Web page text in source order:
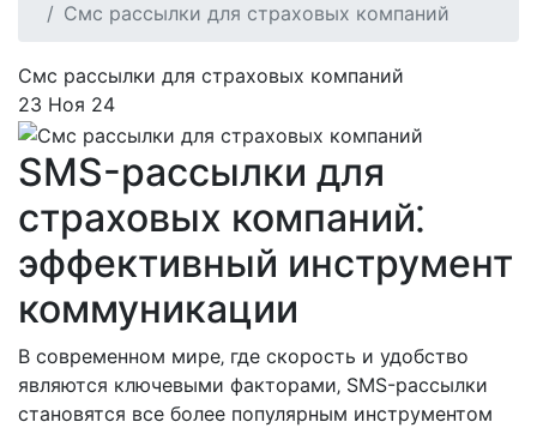
Смс рассылки для страховых компаний
Смс рассылки для страховых компаний
23 Ноя 24
SMS-рассылки для
страховых компаний⁚
эффективный инструмент
коммуникации
В современном мире‚ где скорость и удобство
являются ключевыми факторами‚ SMS-рассылки
становятся все более популярным инструментом